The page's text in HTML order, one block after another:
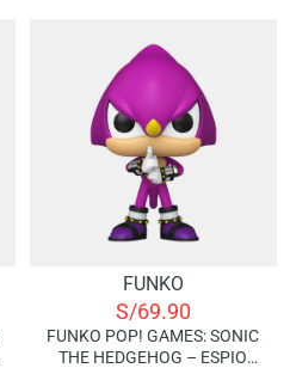
FUNKO
S/69.90
FUNKO POP! GAMES: SONIC
THE HEDGEHOG – ESPIO